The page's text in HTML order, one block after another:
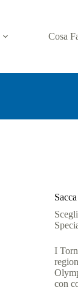
Cosa
I
con